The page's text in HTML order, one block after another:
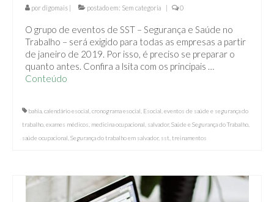
Ambientais
PPP – Perfil Profissiográfico Previdenciário
Projeto de Combate a incêndio
ENGENHARIA
PALESTRAS E TREINAMENTOS
Parceiros
Solicite Proposta
pordigomais | postado em: Sem categoria | 0
O grupo de eventos de SST – Segurança e Saúde no
Trabalho – será exigido para todas as empresas a partir
de janeiro de 2019. Por isso, é preciso se preparar o
quanto antes. Confira a lsita com os principais …
Conteúdo
bahia calendário esocial cronograma esocial Esocial eventos de saúde e segurança do
trabalho exames médicos medicina ocupacional salvador, Saúde e Segurança do Trabalho
saúde ocupacional Segurança do trabalho em salvador, sst treinamentos